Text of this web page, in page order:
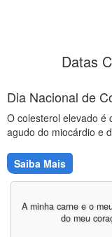
Datas
Dia Nacional de
O colesterol elevado é
agudo do miocárdio e
Saiba Mais
A minha carne e o
do meu